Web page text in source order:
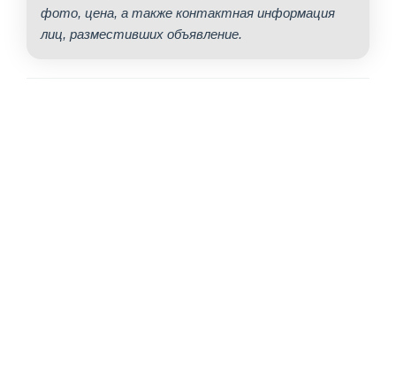
фото, цена, а также контактная информация
лиц, разместивших объявление.